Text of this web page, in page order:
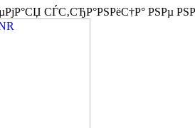
СЃС‚СЂР°РЅРёС†Р° РЅРµ